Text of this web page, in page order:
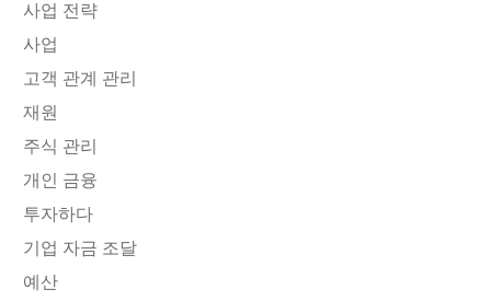
사업 전략
사업
고객 관계 관리
재원
주식 관리
개인 금융
투자하다
기업 자금 조달
예산